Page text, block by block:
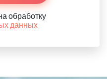
обработку
данных